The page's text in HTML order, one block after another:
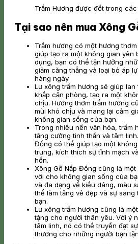
Trầm Hương được đốt trong
Tại sao nên mua Xông
Trầm hương có một hương
giúp tạo ra một không gian yên
dụng, bạn có thể tận hưởng
giảm căng thẳng và loại bỏ áp
hàng ngày.
Lư xông trầm hương sẽ giúp
khắp căn phòng, tạo ra một
chịu. Hương thơm trầm hương
mùi khó chịu và mang lại cảm
không gian sống của bạn.
Trong nhiều nền văn hóa, trầm
tăng cường tinh thần và tâm
Đồng có thể giúp tạo một
trung, kích thích sự tĩnh mạch
hồn.
Xông Gỗ Nắp Đồng cũng là
vời cho không gian sống của
và đa dạng về kiểu dáng, màu
thể làm tăng vẻ đẹp và sự
bạn.
Lư xông trầm hương cũng là
tặng cho người thân yêu. Với ý
tâm linh, nó có thể truyền đạt
thương cho những người bạn